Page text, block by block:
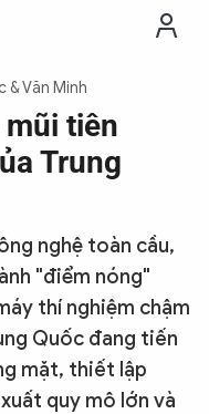
& Văn Minh
tiên
Trung
nghệ toàn cầu,
"điểm nóng"
thí nghiệm chậm
Quốc đang tiến
mặt, thiết lập
quy mô lớn và